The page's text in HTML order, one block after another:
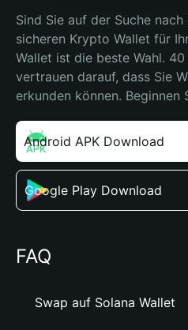
Sind Sie auf der Suche
sicheren Krypto Wallet für
Wallet ist die beste Wahl.
vertrauen darauf, dass Sie
erkunden können. Beginnen
Android APK Download
Google Play Download
FAQ
Swap auf Solana Wallet